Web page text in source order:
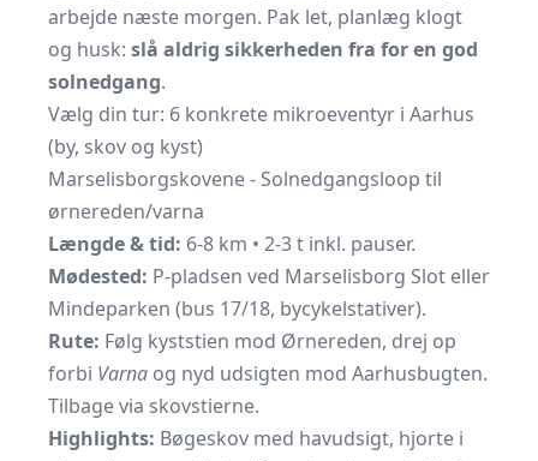
arbejde næste morgen. Pak let, planlæg klogt
og husk: slå aldrig sikkerheden fra for en god
solnedgang.
Vælg din tur: 6 konkrete mikroeventyr i Aarhus
(by, skov og kyst)
Marselisborgskovene - Solnedgangsloop til
ørnereden/varna
Længde & tid: 6-8 km • 2-3 t inkl. pauser.
Mødested: P-pladsen ved Marselisborg Slot eller
Mindeparken (bus 17/18, bycykelstativer).
Rute: Følg kyststien mod Ørnereden, drej op
forbi Varna og nyd udsigten mod Aarhusbugten.
Tilbage via skovstierne.
Highlights: Bøgeskov med havudsigt, hjorte i